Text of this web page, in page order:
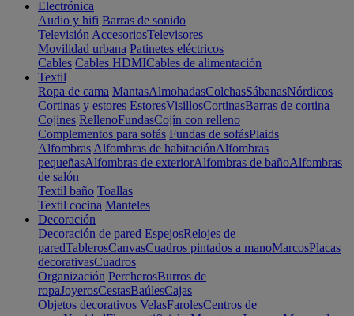
Electrónica
Audio y hifi Barras de sonido
Televisión AccesoriosTelevisores
Movilidad urbana Patinetes eléctricos
Cables Cables HDMICables de alimentación
Textil
Ropa de cama MantasAlmohadasColchasSábanasNórdicos
Cortinas y estores EstoresVisillosCortinasBarras de cortina
Cojines RellenoFundasCojín con relleno
Complementos para sofás Fundas de sofásPlaids
Alfombras Alfombras de habitaciónAlfombras
pequeñasAlfombras de exteriorAlfombras de bañoAlfombras
de salón
Textil baño Toallas
Textil cocina Manteles
Decoración
Decoración de pared EspejosRelojes de
paredTablerosCanvasCuadros pintados a manoMarcosPlacas
decorativasCuadros
Organización PercherosBurros de
ropaJoyerosCestasBaúlesCajas
Objetos decorativos VelasFarolesCentros de